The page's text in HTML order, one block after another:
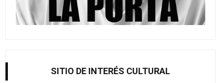
SITIO DE INTERÉS CULTURAL